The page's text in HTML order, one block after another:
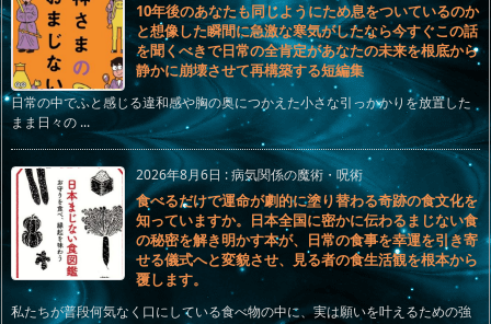
10年後のあなたも同じようにため息をついているのか
と想像した瞬間に急激な寒気がしたなら今すぐこの話
を聞くべきで日常の全肯定があなたの未来を根底から
静かに崩壊させて再構築する短編集
日常の中でふと感じる違和感や胸の奥につかえた小さな引っかかりを放置した
まま日々の ...
2026年8月6日 :病気関係の魔術・呪術
食べるだけで運命が劇的に塗り替わる奇跡の食文化を
知っていますか。日本全国に密かに伝わるまじない食
の秘密を解き明かす本が、日常の食事を幸運を引き寄
せる儀式へと変貌させ、見る者の食生活観を根本から
覆します。
私たちが普段何気なく口にしている食べ物の中に、実は願いを叶えるための強